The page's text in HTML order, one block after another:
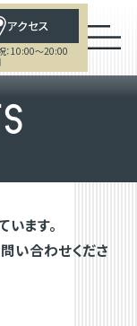
アクセス
：10:00～20:00
S
ます。
い合わせくださ